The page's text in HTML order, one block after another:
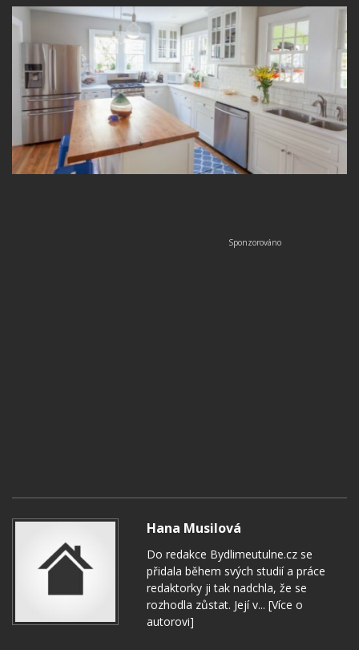
Hana Musilová
Do redakce Bydlimeutulne.cz se
přidala během svých studií a práce
redaktorky ji tak nadchla, že se
rozhodla zůstat. Její v... [Více o
autorovi]